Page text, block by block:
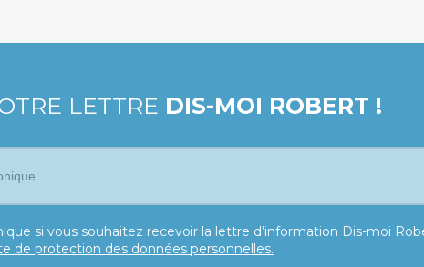
LETTRE DIS-MOI ROBERT !
si vous souhaitez recevoir la lettre d’information Dis-moi
de protection des données personnelles.